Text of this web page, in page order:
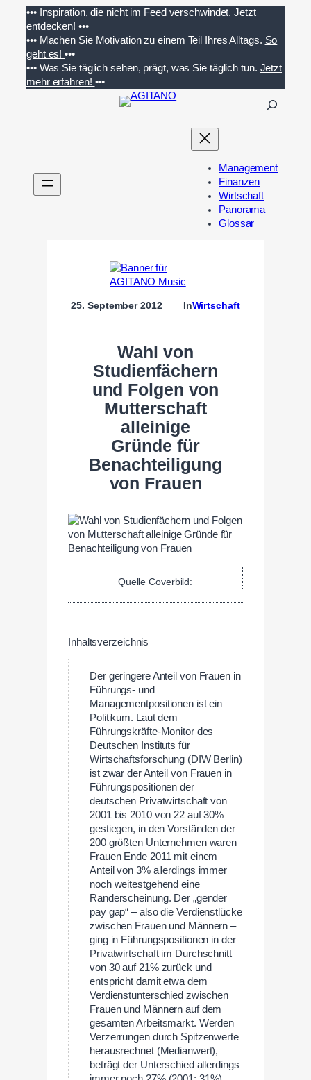
Inhalt
springen
••• Inspiration, die nicht im Feed verschwindet. Jetzt
entdecken! •••
••• Machen Sie Motivation zu einem Teil Ihres Alltags. So
geht es!•••
••• Was Sie täglich sehen, prägt, was Sie täglich tun. Jetzt
mehr erfahren! •••
n
Management
Finanzen
Wirtschaft
Panorama
Glossar
25. September 2012 InWirtschaft
Wahl von
Studienfächern
und Folgen von
Mutterschaft
alleinige
Gründe für
Benachteiligung
von Frauen
Quelle Coverbild:
Inhaltsverzeichnis
Der geringere Anteil von Frauen in
Führungs- und
Managementpositionen ist ein
Politikum. Laut dem
Führungskräfte-Monitor des
Deutschen Instituts für
Wirtschaftsforschung (DIW Berlin)
ist zwar der Anteil von Frauen in
Führungspositionen der
deutschen Privatwirtschaft von
2001 bis 2010 von 22 auf 30%
gestiegen, in den Vorständen der
200 größten Unternehmen waren
Frauen Ende 2011 mit einem
Anteil von 3% allerdings immer
noch weitestgehend eine
Randerscheinung. Der „gender
pay gap“ – also die Verdienstlücke
zwischen Frauen und Männern –
ging in Führungspositionen in der
Privatwirtschaft im Durchschnitt
von 30 auf 21% zurück und
entspricht damit etwa dem
Verdienstunterschied zwischen
Frauen und Männern auf dem
gesamten Arbeitsmarkt. Werden
Verzerrungen durch Spitzenwerte
herausrechnet (Medianwert),
beträgt der Unterschied allerdings